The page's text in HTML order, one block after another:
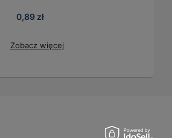
0,89 zł
Zobacz więcej